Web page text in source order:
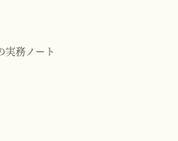
実務ノート